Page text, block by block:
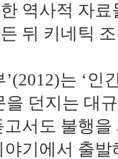
역사적 자
뒤 키네틱
’(2012)는 ‘
을 던지는 대
고서도 불행
야기에서 출